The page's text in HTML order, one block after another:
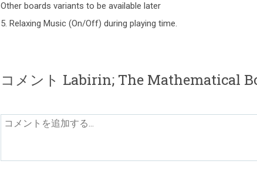
Other boards variants to be available later
5. Relaxing Music (On/Off) during playing time.
コメント Labirin; The Mathematical